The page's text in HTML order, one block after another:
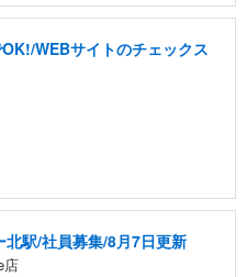
WEBサイトのチェックス
駅/社員募集/8月7日更新
店